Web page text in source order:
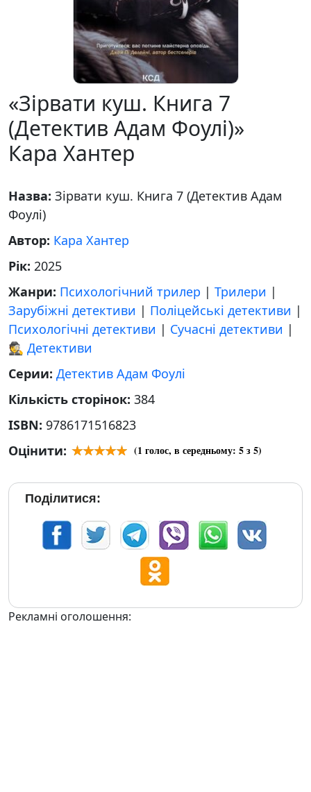
«Зірвати куш. Книга 7
(Детектив Адам Фоулі)»
Кара Хантер
Назва: Зірвати куш. Книга 7 (Детектив Адам
Фоулі)
Автор: Кара Хантер
Рік: 2025
Жанри: Психологічний трилер | Трилери |
Зарубіжні детективи | Поліцейські детективи |
Психологічні детективи | Сучасні детективи |
🕵 Детективи
Серии: Детектив Адам Фоулі
Кількість сторінок: 384
ISBN: 9786171516823
Оцінити:
(1 голос, в середньому: 5з 5)
Поділитися:
Рекламні оголошення: